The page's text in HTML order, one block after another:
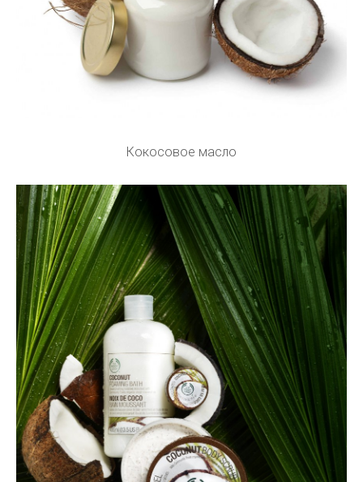
Кокосовое масло